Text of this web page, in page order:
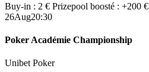
Buy-in : 2 € Prizepool boosté : +200 €
26Aug20:30
Poker Académie Championship
Unibet Poker